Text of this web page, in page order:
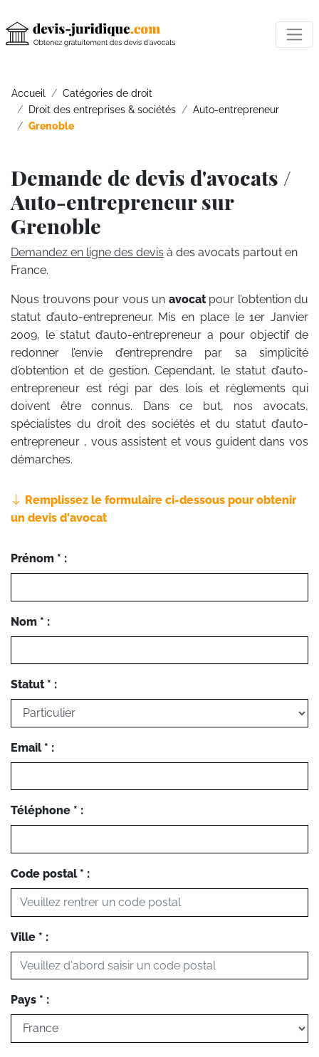
Accueil
Catégories de droit
Droit des entreprises & sociétés
Auto-entrepreneur
Grenoble
Demande de devis d'avocats /
Auto-entrepreneur sur
Grenoble
Demandez en ligne des devis à des avocats partout en
France.
Nous trouvons pour vous un avocat pour l’obtention du
statut d’auto-entrepreneur. Mis en place le 1er Janvier
2009, le statut d’auto-entrepreneur a pour objectif de
redonner l’envie d’entreprendre par sa simplicité
d’obtention et de gestion. Cependant, le statut d’auto-
entrepreneur est régi par des lois et règlements qui
doivent être connus. Dans ce but, nos avocats,
spécialistes du droit des sociétés et du statut d’auto-
entrepreneur , vous assistent et vous guident dans vos
démarches.
Remplissez le formulaire ci-dessous pour obtenir
un devis d'avocat
Prénom * :
Nom * :
Statut * :
Email * :
Téléphone * :
Code postal * :
Ville * :
Pays * :